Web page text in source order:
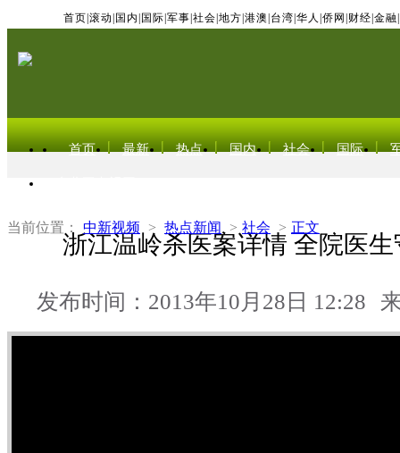
首页 滚动 国内 国际 军事 社会 地方 港澳 台湾 华人 侨网 财经 金融
首页 最新 热点 国内 社会 国际
当前位置： 中新视频 > 热点新闻 > 社会 > 正文
浙江温岭杀医案详情 全院医
发布时间：2013年10月28日 12:28